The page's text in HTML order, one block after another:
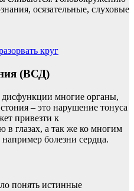
осязательные, слуховые
круг
(ВСД)
дисфункции многие органы,
– это нарушение тонуса
привезти к
глазах, а так же ко многим
болезни сердца.
понять истинные